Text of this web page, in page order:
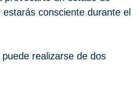
consciente durante el
realizarse de dos